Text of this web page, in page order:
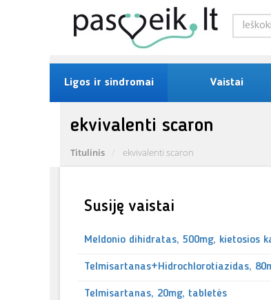
Ligos ir sindromai Vaistai
ekvivalenti scaron
Titulinis ekvivalenti scaron
Susiję vaistai
Meldonio dihidratas, 500mg, kietosios
Telmisartanas+Hidrochlorotiazidas,
Telmisartanas, 20mg, tabletės